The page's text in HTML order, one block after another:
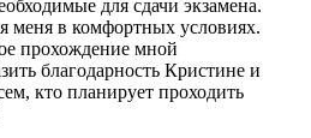
для сдачи экзамена.
меня в комфортных условиях.
прохождение мной
благодарность Кристине и
кто планирует проходить